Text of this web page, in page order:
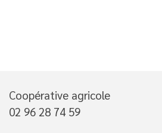
Coopérative agricole
02 96 28 74 59